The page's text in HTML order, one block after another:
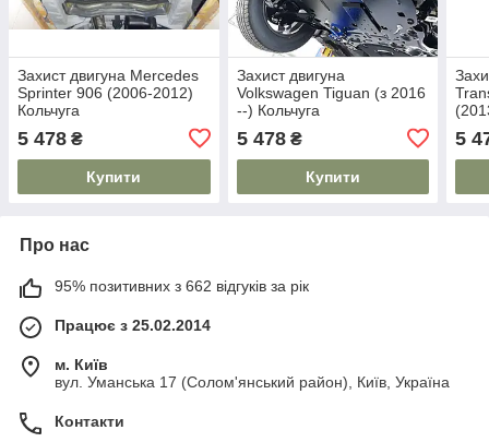
Захист двигуна Mercedes
Sprinter 906 (2006-2012)
Кольчуга
5 478 ₴
Купити
Захист двигуна
Volkswagen Tiguan (з 2016
--) Кольчуга
5 478₴
Купити
5
Про нас
95% позитивних з 662 відгуків за рік
Працює з 25.02.2014
м. Київ
вул. Уманська 17 (Солом'янський район), Київ, Україна
Контакти